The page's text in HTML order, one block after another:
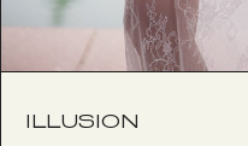
ILLUSION